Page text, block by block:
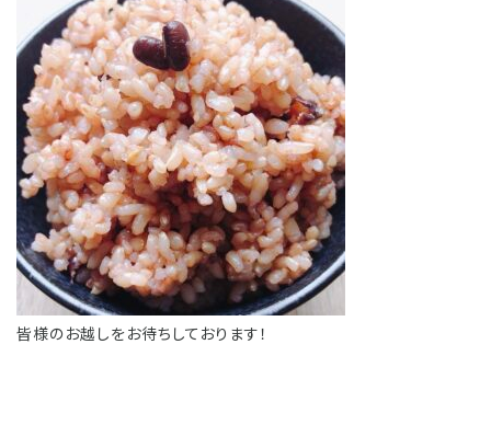
皆様のお越しをお待ちしております！